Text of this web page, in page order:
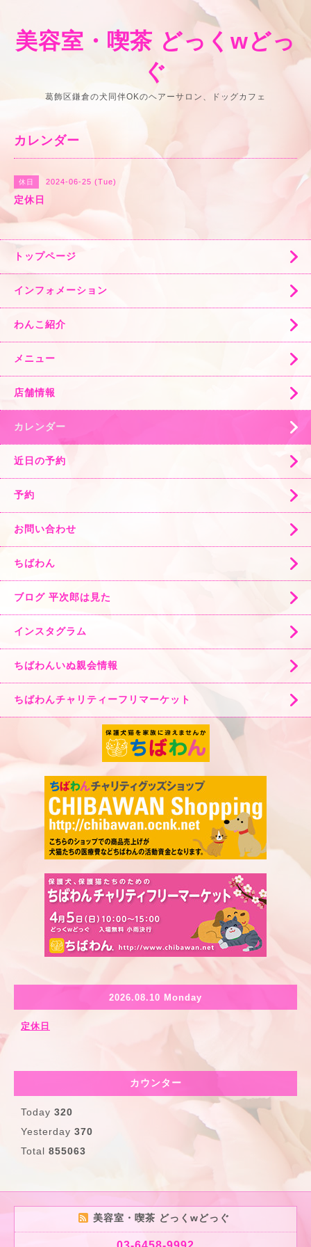
美容室・喫茶 どっくwどっ
ぐ
葛飾区鎌倉の犬同伴OKのヘアーサロン、ドッグカフェ
カレンダー
休日 2024-06-25 (Tue)
定休日
トップページ
インフォメーション
わんこ紹介
メニュー
店舗情報
カレンダー
近日の予約
予約
お問い合わせ
ちばわん
ブログ 平次郎は見た
インスタグラム
ちばわんいぬ親会情報
ちばわんチャリティーフリマーケット
2026.08.10 Monday
定休日
カウンター
Today 320
Yesterday 370
Total 855063
美容室・喫茶 どっくwどっぐ